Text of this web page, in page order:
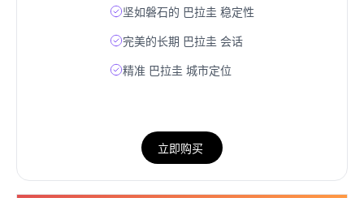
坚如磐石的 巴拉圭 稳定性
完美的长期 巴拉圭 会话
精准 巴拉圭 城市定位
立即购买